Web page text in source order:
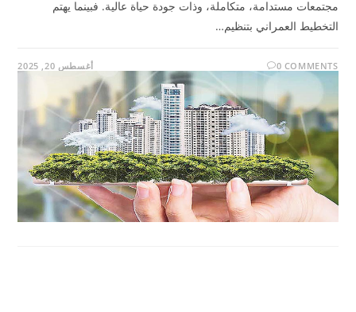
مجتمعات مستدامة، متكاملة، وذات جودة حياة عالية. فبينما يهتم
التخطيط العمراني بتنظيم…
0 COMMENTS أغسطس 20, 2025